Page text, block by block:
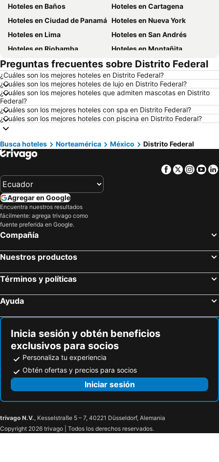
Hoteles en Baños
Hoteles en Cartagena
Hoteles en Ciudad de Panamá Hoteles en Nueva York
Hoteles en Lima
Hoteles en San Andrés
Hoteles en Riobamba
Hoteles en Montañita
Hoteles en Puerto López
Hoteles en Pedernales
Hoteles en Miami
Hoteles en Roma
Hoteles en Ambato
Hoteles en Cojimies
Hoteles en Lisboa
Hoteles en Zorritos
Hoteles en Oporto
Hoteles en Panamá
Hoteles en Curazao
Hoteles en Guatemala
Hoteles en Santa Cruz
Hoteles en Campania
Hoteles en Manabí
Hoteles en Italia
Hoteles en Tailandia
Hoteles en El Caribe
Hoteles en Tumbes
Preguntas frecuentes sobre Distrito Federal
¿Cuáles son los mejores hoteles en Distrito Federal?
¿Cuáles son los mejores hoteles de lujo en Distrito Federal?
¿Cuáles son los mejores hoteles que admiten mascotas en Distrito
Federal?
¿Cuáles son los mejores hoteles con spa en Distrito Federal?
¿Cuáles son los mejores hoteles con piscina en Distrito Federal?
Busca hoteles Norteamérica México Distrito Federal
Facebook
Twitter
Agregar en Google
Encuentra nuestros resultados
fácilmente: agrega trivago como
fuente preferida en Google.
Compañía
Nuestros productos
Términos y políticas
Ayuda
Inicia sesión y obtén beneficios
exclusivos para socios
Personaliza tu experiencia
Obtén ofertas y precios para socios
Iniciar sesión
trivago N.V., Kesselstraße 5 – 7, 40221 Düsseldorf, Alemania
Copyright 2026 trivago | Todos los derechos reservados.